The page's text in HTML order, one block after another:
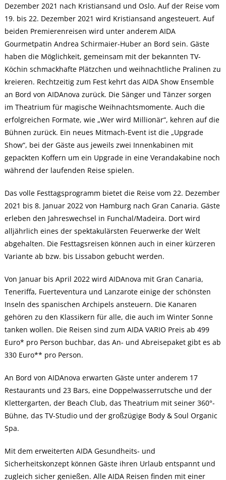
Dezember 2021 nach Kristiansand und Oslo. Auf der Reise vom
19. bis 22. Dezember 2021 wird Kristiansand angesteuert. Auf
beiden Premierenreisen wird unter anderem AIDA
Gourmetpatin Andrea Schirmaier-Huber an Bord sein. Gäste
haben die Möglichkeit, gemeinsam mit der bekannten TV-
Köchin schmackhafte Plätzchen und weihnachtliche Pralinen zu
kreieren. Rechtzeitig zum Fest kehrt das AIDA Show Ensemble
an Bord von AIDAnova zurück. Die Sänger und Tänzer sorgen
im Theatrium für magische Weihnachtsmomente. Auch die
erfolgreichen Formate, wie „Wer wird Millionär“, kehren auf die
Bühnen zurück. Ein neues Mitmach-Event ist die „Upgrade
Show“, bei der Gäste aus jeweils zwei Innenkabinen mit
gepackten Koffern um ein Upgrade in eine Verandakabine noch
während der laufenden Reise spielen.
Das volle Festtagsprogramm bietet die Reise vom 22. Dezember
2021 bis 8. Januar 2022 von Hamburg nach Gran Canaria. Gäste
erleben den Jahreswechsel in Funchal/Madeira. Dort wird
alljährlich eines der spektakulärsten Feuerwerke der Welt
abgehalten. Die Festtagsreisen können auch in einer kürzeren
Variante ab bzw. bis Lissabon gebucht werden.
Von Januar bis April 2022 wird AIDAnova mit Gran Canaria,
Teneriffa, Fuerteventura und Lanzarote einige der schönsten
Inseln des spanischen Archipels ansteuern. Die Kanaren
gehören zu den Klassikern für alle, die auch im Winter Sonne
tanken wollen. Die Reisen sind zum AIDA VARIO Preis ab 499
Euro* pro Person buchbar, das An- und Abreisepaket gibt es ab
330 Euro** pro Person.
An Bord von AIDAnova erwarten Gäste unter anderem 17
Restaurants und 23 Bars, eine Doppelwasserrutsche und der
Klettergarten, der Beach Club, das Theatrium mit seiner 360°-
Bühne, das TV-Studio und der großzügige Body & Soul Organic
Spa.
Mit dem erweiterten AIDA Gesundheits- und
Sicherheitskonzept können Gäste ihren Urlaub entspannt und
zugleich sicher genießen. Alle AIDA Reisen finden mit einer